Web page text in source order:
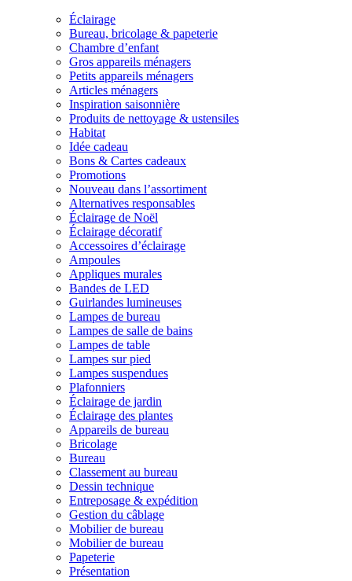
Éclairage
Bureau, bricolage & papeterie
Chambre d’enfant
Gros appareils ménagers
Petits appareils ménagers
Articles ménagers
Inspiration saisonnière
Produits de nettoyage & ustensiles
Habitat
Idée cadeau
Bons & Cartes cadeaux
Promotions
Nouveau dans l’assortiment
Alternatives responsables
Éclairage de Noël
Éclairage décoratif
Accessoires d’éclairage
Ampoules
Appliques murales
Bandes de LED
Guirlandes lumineuses
Lampes de bureau
Lampes de salle de bains
Lampes de table
Lampes sur pied
Lampes suspendues
Plafonniers
Éclairage de jardin
Éclairage des plantes
Appareils de bureau
Bricolage
Bureau
Classement au bureau
Dessin technique
Entreposage & expédition
Gestion du câblage
Mobilier de bureau
Mobilier de bureau
Papeterie
Présentation